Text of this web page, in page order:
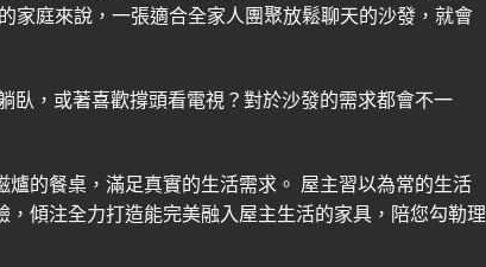
家庭來說，一張適合全家人團聚放鬆聊天的沙發，就會
臥，或著喜歡撐頭看電視？對於沙發的需求都會不一
的餐桌，滿足真實的生活需求。 屋主習以為常的生活
傾注全力打造能完美融入屋主生活的家具，陪您勾勒理